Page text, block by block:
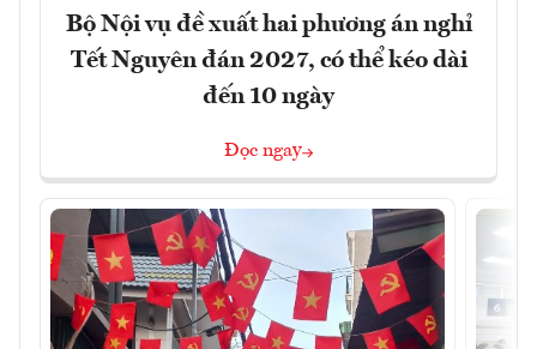
Bộ Nội vụ đề xuất hai phương án nghỉ
Tết Nguyên đán 2027, có thể kéo dài
đến 10 ngày
Đọc ngay